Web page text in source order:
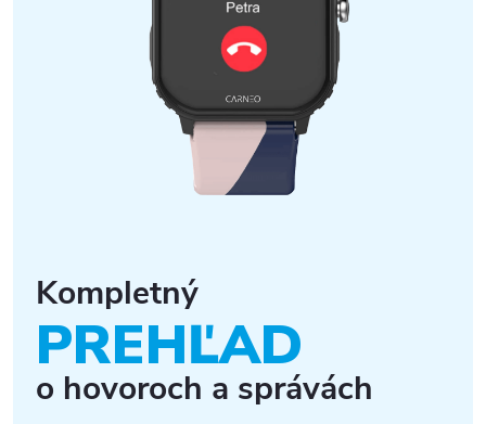
Kompletný
PREHĽAD
o hovoroch a správách